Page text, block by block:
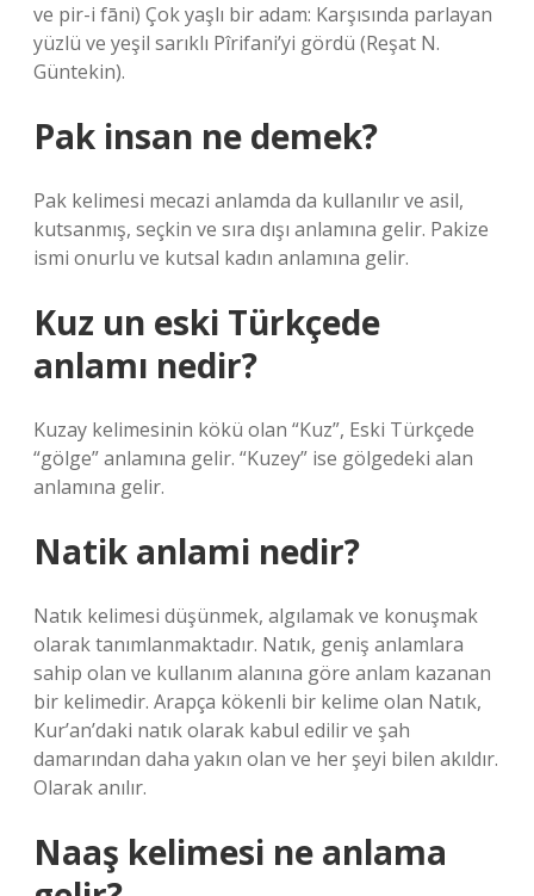
ve pіr-i fānі) Çok yaşlı bir adam: Karşısında parlayan
yüzlü ve yeşil sarıklı Pîrifani’yi gördü (Reşat N.
Güntekin).
Pak insan ne demek?
Pak kelimesi mecazi anlamda da kullanılır ve asil,
kutsanmış, seçkin ve sıra dışı anlamına gelir. Pakize
ismi onurlu ve kutsal kadın anlamına gelir.
Kuz un eski Türkçede
anlamı nedir?
Kuzay kelimesinin kökü olan “Kuz”, Eski Türkçede
“gölge” anlamına gelir. “Kuzey” ise gölgedeki alan
anlamına gelir.
Natik anlami nedir?
Natık kelimesi düşünmek, algılamak ve konuşmak
olarak tanımlanmaktadır. Natık, geniş anlamlara
sahip olan ve kullanım alanına göre anlam kazanan
bir kelimedir. Arapça kökenli bir kelime olan Natık,
Kur’an’daki natık olarak kabul edilir ve şah
damarından daha yakın olan ve her şeyi bilen akıldır.
Olarak anılır.
Naaş kelimesi ne anlama